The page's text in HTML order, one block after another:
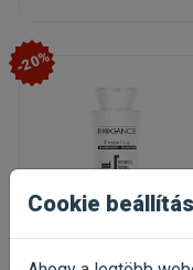
-20%
Cookie